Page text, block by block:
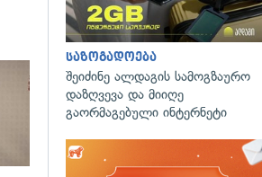
გადახედვა
საზოგადოება
შეიძინე ალდაგის სამოგზაურო
დაზღვევა და მიიღე
გაორმაგებული ინტერნეტი